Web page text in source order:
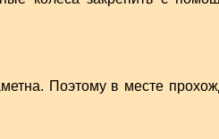
Поэтому в месте